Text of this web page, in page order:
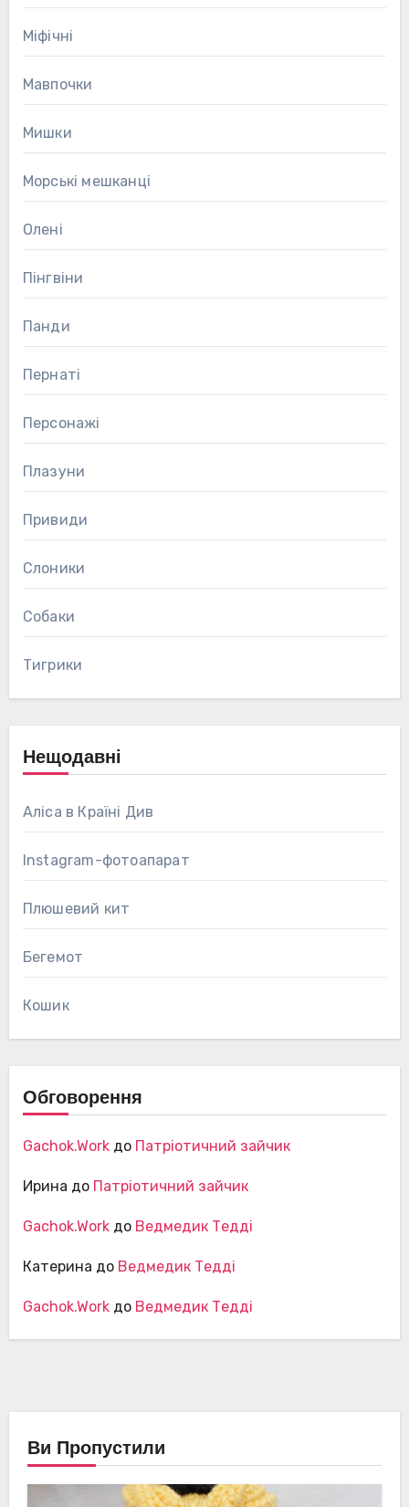
Міфічні
Мавпочки
Мишки
Морські мешканці
Олені
Пінгвіни
Панди
Пернаті
Персонажі
Плазуни
Привиди
Слоники
Собаки
Тигрики
Нещодавні
Аліса в Країні Див
Instagram-фотоапарат
Плюшевий кит
Бегемот
Кошик
Обговорення
Gachok.Workдо Патріотичний зайчик
Ирина до Патріотичний зайчик
Gachok.Workдо Ведмедик Тедді
Катерина до Ведмедик Тедді
Gachok.Workдо Ведмедик Тедді
Ви Пропустили